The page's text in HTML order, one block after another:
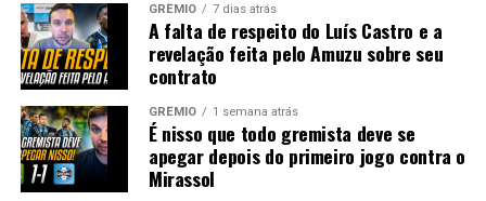
GRÊMIO 7 dias atrás
A falta de respeito do Luís Castro e a
revelação feita pelo Amuzu sobre seu
contrato
GRÊMIO 1 semana atrás
É nisso que todo gremista deve se
apegar depois do primeiro jogo contra o
Mirassol